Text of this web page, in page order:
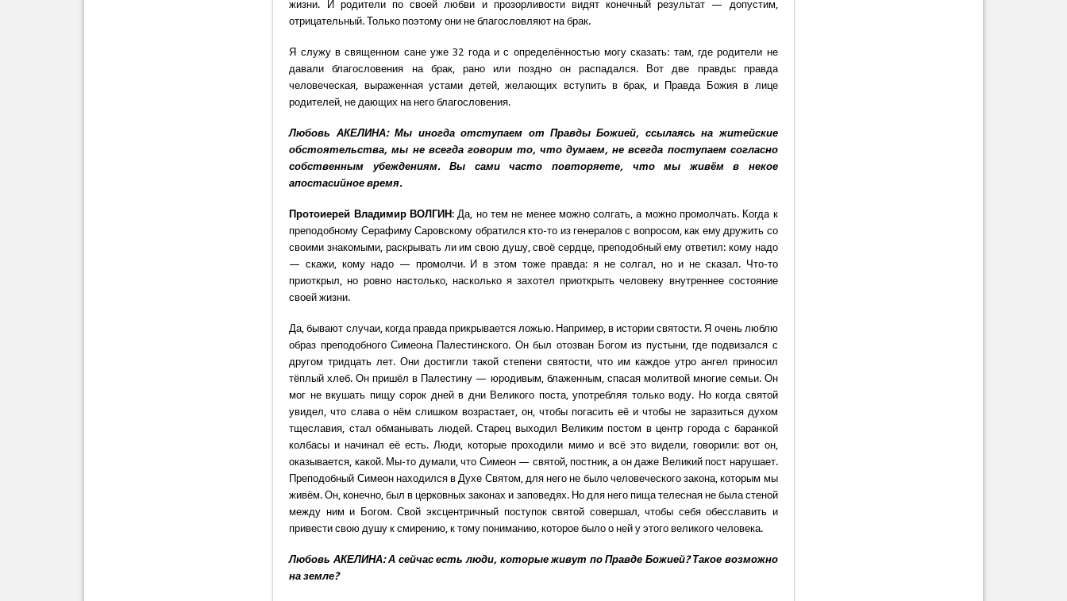
жизни. И родители по своей любви и прозорливости видят конечный результат — допустим,
отрицательный. Только поэтому они не благословляют на брак.
Я служу в священном сане уже 32 года и с определённостью могу сказать: там, где родители не
давали благословения на брак, рано или поздно он распадался. Вот две правды: правда
человеческая, выраженная устами детей, желающих вступить в брак, и Правда Божия в лице
родителей, не дающих на него благословения.
Любовь АКЕЛИНА: Мы иногда отступаем от Правды Божией, ссылаясь на житейские
обстоятельства, мы не всегда говорим то, что думаем, не всегда поступаем согласно
собственным убеждениям. Вы сами часто повторяете, что мы живём в некое
апостасийное время.
Протоиерей Владимир ВОЛГИН : Да, но тем не менее можно солгать, а можно промолчать. Когда к
преподобному Серафиму Саровскому обратился кто-то из генералов с вопросом, как ему дружить со
своими знакомыми, раскрывать ли им свою душу, своё сердце, преподобный ему ответил: кому надо
— скажи, кому надо — промолчи. И в этом тоже правда: я не солгал, но и не сказал. Что-то
приоткрыл, но ровно настолько, насколько я захотел приоткрыть человеку внутреннее состояние
своей жизни.
Да, бывают случаи, когда правда прикрывается ложью. Например, в истории святости. Я очень люблю
образ преподобного Симеона Палестинского. Он был отозван Богом из пустыни, где подвизался с
другом тридцать лет. Они достигли такой степени святости, что им каждое утро ангел приносил
тёплый хлеб. Он пришёл в Палестину — юродивым, блаженным, спасая молитвой многие семьи. Он
мог не вкушать пищу сорок дней в дни Великого поста, употребляя только воду. Но когда святой
увидел, что слава о нём слишком возрастает, он, чтобы погасить её и чтобы не заразиться духом
тщеславия, стал обманывать людей. Старец выходил Великим постом в центр города с баранкой
колбасы и начинал её есть. Люди, которые проходили мимо и всё это видели, говорили: вот он,
оказывается, какой. Мы-то думали, что Симеон — святой, постник, а он даже Великий пост нарушает.
Преподобный Симеон находился в Духе Святом, для него не было человеческого закона, которым мы
живём. Он, конечно, был в церковных законах и заповедях. Но для него пища телесная не была стеной
между ним и Богом. Свой эксцентричный поступок святой совершал, чтобы себя обесславить и
привести свою душу к смирению, к тому пониманию, которое было о ней у этого великого человека.
Любовь АКЕЛИНА: А сейчас есть люди, которые живут по Правде Божией? Такое возможно
на земле?